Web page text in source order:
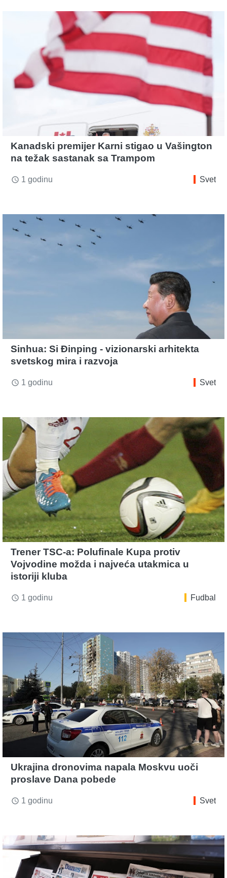
Kanadski premijer Karni stigao u Vašington
na težak sastanak sa Trampom
access_time 1 godinu Svet
Sinhua: Si Đinping - vizionarski arhitekta
svetskog mira i razvoja
access_time 1 godinu Svet
Trener TSC-a: Polufinale Kupa protiv
Vojvodine možda i najveća utakmica u
istoriji kluba
access_time 1 godinu Fudbal
Ukrajina dronovima napala Moskvu uoči
proslave Dana pobede
access_time 1 godinu Svet